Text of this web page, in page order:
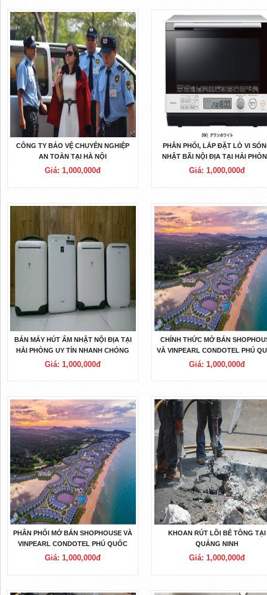
CÔNG TY BẢO VỆ CHUYÊN NGHIỆP
AN TOÀN TẠI HÀ NỘI
Giá: 1,000,000đ
PHÂN PHỐI, LẮP ĐẶT LÒ VI
NHẬT BÃI NỘI ĐỊA TẠI HẢI
Giá: 1,000,000đ
BÁN MÁY HÚT ẨM NHẬT NỘI ĐỊA TẠI
HẢI PHÒNG UY TÍN NHANH CHÓNG
Giá: 1,000,000đ
CHÍNH THỨC MỞ BÁN
VÀ VINPEARL CONDOTEL PHÚ
Giá: 1,000,000đ
PHÂN PHỐI MỞ BÁN SHOPHOUSE VÀ
VINPEARL CONDOTEL PHÚ QUỐC
Giá: 1,000,000đ
KHOAN RÚT LÕI BÊ TÔNG TẠI
QUẢNG NINH
Giá: 1,000,000đ